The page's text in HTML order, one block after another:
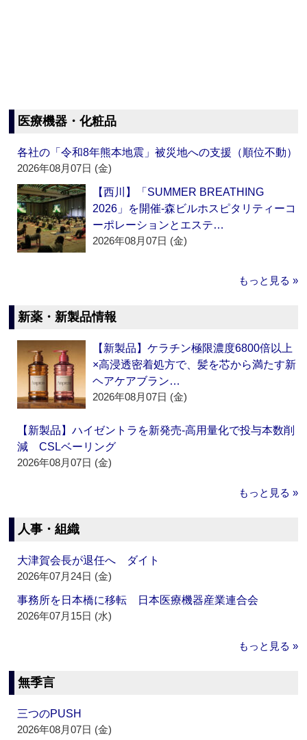
医療機器・化粧品
各社の「令和8年熊本地震」被災地への支援（順位不動）
2026年08月07日 (金)
【西川】「SUMMER BREATHING
2026」を開催‐森ビルホスピタリティーコ
ーポレーションとエステ…
2026年08月07日 (金)
もっと見る »
新薬・新製品情報
【新製品】ケラチン極限濃度6800倍以上
×高浸透密着処方で、髪を芯から満たす新
ヘアケアブラン…
2026年08月07日 (金)
【新製品】ハイゼントラを新発売‐高用量化で投与本数削
減 CSLベーリング
2026年08月07日 (金)
もっと見る »
人事・組織
大津賀会長が退任へ ダイト
2026年07月24日 (金)
事務所を日本橋に移転 日本医療機器産業連合会
2026年07月15日 (水)
もっと見る »
無季言
三つのPUSH
2026年08月07日 (金)